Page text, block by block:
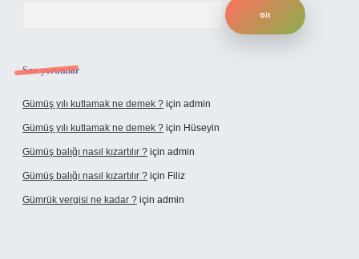
Son yorumlar
Gümüş yılı kutlamak ne demek ? için admin
Gümüş yılı kutlamak ne demek ? için Hüseyin
Gümüş balığı nasıl kızartılır ? için admin
Gümüş balığı nasıl kızartılır ? için Filiz
Gümrük vergisi ne kadar ? için admin